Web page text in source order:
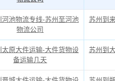
河池物流专线-苏州至河池
物流公司
苏州到
太原大件运输-大件货物设
备运输几天
苏州到